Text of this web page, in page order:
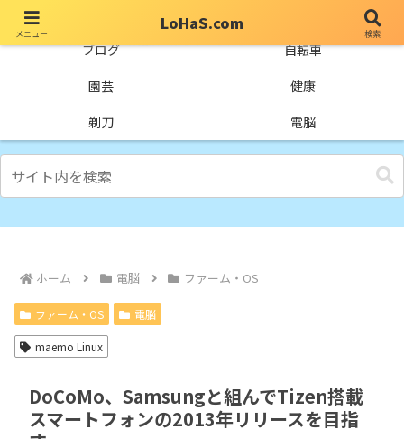
ブログ
自転車
園芸
健康
剃刀
電脳
ホーム 電脳 ファーム・OS
ファーム・OS 電脳
maemo Linux
DoCoMo、Samsungと組んでTizen搭載
スマートフォンの2013年リリースを目指
メニュー
LoHaS.com
検索